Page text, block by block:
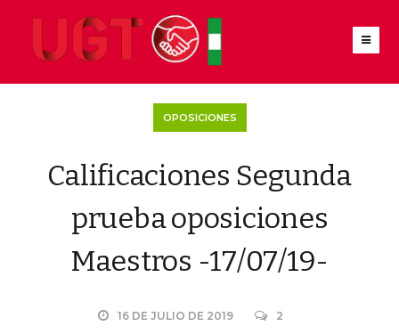
OPOSICIONES
Calificaciones Segunda
prueba oposiciones
Maestros -17/07/19-
16 DE JULIO DE 2019 2